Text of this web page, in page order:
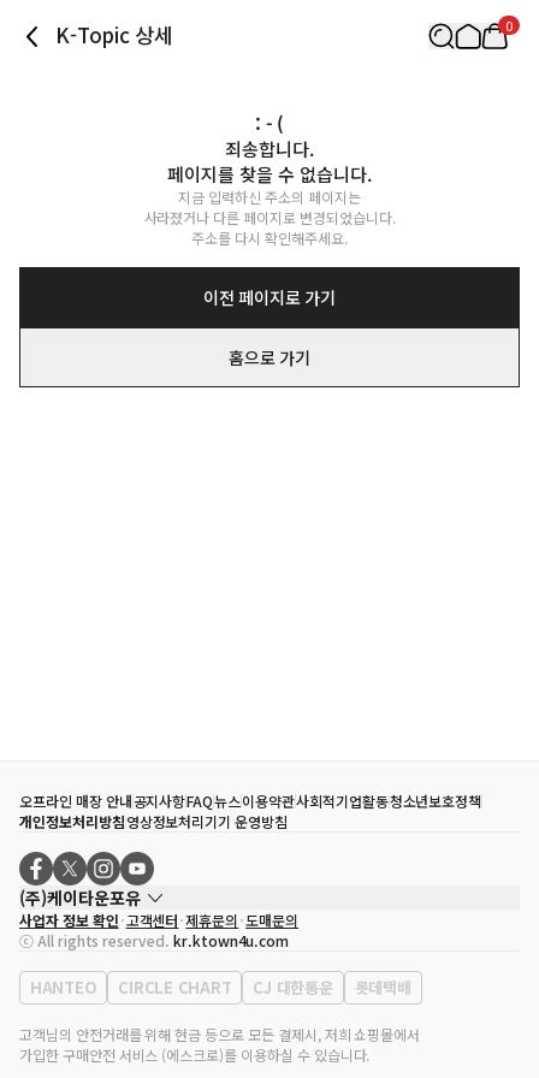
K-Topic 상세 0
: - (
죄송합니다.
페이지를 찾을 수 없습니다.
지금 입력하신 주소의 페이지는
사라졌거나 다른 페이지로 변경되었습니다.
주소를 다시 확인해주세요.
이전 페이지로 가기
홈으로 가기
오프라인 매장 안내공지사항FAQ뉴스이용약관사회적기업활동청소년보호정책
개인정보처리방침영상정보처리기기 운영방침
(주)케이타운포유
대표자
송효민
사업자등록번호
120-87-71116
통신판매업 신고번호 제2011-서울강남-02223
대표전화
02-552-9855
사업자 정보 확인 고객센터 제휴문의 도매문의
ⓒ All rights reserved. kr.ktown4u.com
HANTEO CIRCLE CHART CJ 대한통운 롯데택배
고객님의 안전거래를 위해 현금 등으로 모든 결제시, 저희 쇼핑몰에서
가입한 구매안전 서비스 (에스크로)를 이용하실 수 있습니다.